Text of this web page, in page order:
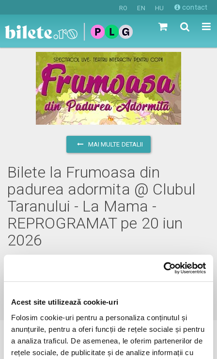
Acest site utilizează cookie-uri
Folosim cookie-uri pentru a personaliza conținutul și
anunțurile, pentru a oferi funcții de rețele sociale și pentru
a analiza traficul. De asemenea, le oferim partenerilor de
rețele sociale, de publicitate și de analize informații cu
RO EN HU contact
MAI MULTE DETALII
Bilete la Frumoasa din
padurea adormita @ Clubul
Taranului - La Mama -
REPROGRAMAT pe 20 iun
2026
Se achită bilete atât pentru părinti cât și pentru copii.
Evenimentul a expirat.